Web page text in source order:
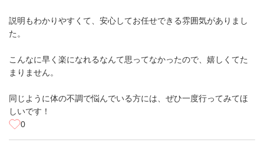
説明もわかりやすくて、安心してお任せできる雰囲気がありまし
た。
こんなに早く楽になれるなんて思ってなかったので、嬉しくてた
まりません。
同じように体の不調で悩んでいる方には、ぜひ一度行ってみてほ
しいです！
0